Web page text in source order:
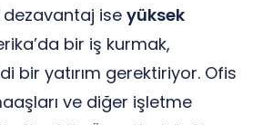
ise yüksek
bir iş kurmak,
bir yatırım gerektiriyor. Ofis
ve diğer işletme